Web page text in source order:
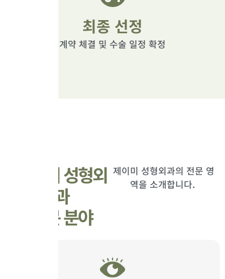
최종 선정
계약 체결 및 수술 일정 확정
제이미 성형외
과
전문 분야
제이미 성형외과의 전문 영
역을 소개합니다.